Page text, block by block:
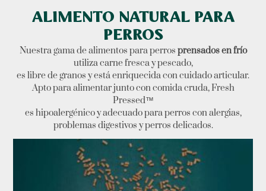
ALIMENTO NATURAL PARA
PERROS
Nuestra gama de alimentos para perros prensados en frío
utiliza carne fresca y pescado,
es libre de granos y está enriquecida con cuidado articular.
Apto para alimentar junto con comida cruda, Fresh
Pressed™️
es hipoalergénico y adecuado para perros con alergias,
problemas digestivos y perros delicados.